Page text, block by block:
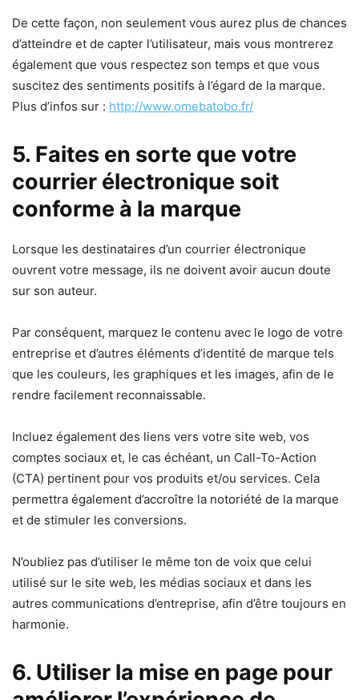
De cette façon, non seulement vous aurez plus de chances
d’atteindre et de capter l’utilisateur, mais vous montrerez
également que vous respectez son temps et que vous
suscitez des sentiments positifs à l’égard de la marque.
Plus d’infos sur : http://www.omebatobo.fr/
5. Faites en sorte que votre
courrier électronique soit
conforme à la marque
Lorsque les destinataires d’un courrier électronique
ouvrent votre message, ils ne doivent avoir aucun doute
sur son auteur.
Par conséquent, marquez le contenu avec le logo de votre
entreprise et d’autres éléments d’identité de marque tels
que les couleurs, les graphiques et les images, afin de le
rendre facilement reconnaissable.
Incluez également des liens vers votre site web, vos
comptes sociaux et, le cas échéant, un Call-To-Action
(CTA) pertinent pour vos produits et/ou services. Cela
permettra également d’accroître la notoriété de la marque
et de stimuler les conversions.
N’oubliez pas d’utiliser le même ton de voix que celui
utilisé sur le site web, les médias sociaux et dans les
autres communications d’entreprise, afin d’être toujours en
harmonie.
6. Utiliser la mise en page pour